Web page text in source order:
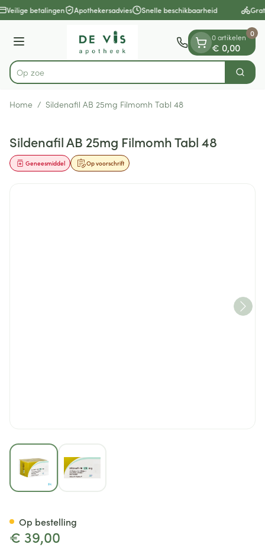
Ga naar de inhoud
1 van 1
Veilige betalingen Apothekersadvies Snelle beschikbaarheid
Menu
Product, merk, categorie...
Op zoek naa Zoek
0 artikelen
€ 0,00
0
Home / Sildenafil AB 25mg Filmomh Tabl 48
Sildenafil AB 25mg Filmomh Tabl 48
Op voorschrift
Geneesmiddel
View larger image
€ 39,00
Op bestelling